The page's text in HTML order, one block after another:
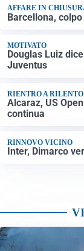
AFFARE IN
Barcellona,
MOTIVATO
Douglas Luiz
Juventus
RIENTRO A RILENTO
Alcaraz, US
continua
RINNOVO VICINO
Inter, Dimarco